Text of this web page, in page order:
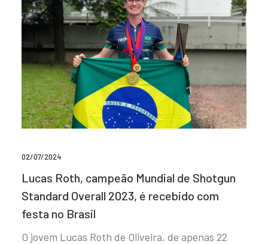
02/07/2024
Lucas Roth, campeão Mundial de Shotgun
Standard Overall 2023, é recebido com
festa no Brasil
O jovem Lucas Roth de Oliveira, de apenas 22